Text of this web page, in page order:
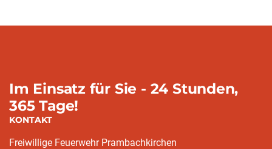
Im Einsatz für Sie - 24 Stunden,
365 Tage!
KONTAKT
Freiwillige Feuerwehr Prambachkirchen